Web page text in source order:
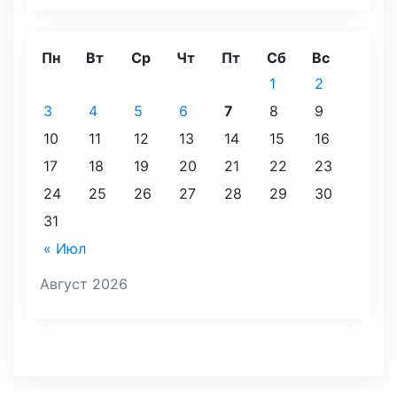
Август 2026
Пн Вт Ср Чт Пт Сб Вс
« Июл
1
2
3
4 5 6 7 8
9
10
11 12 13 14 15
16
17
18 19 20 21 22
23
24
25 26 27 28 29
30
31